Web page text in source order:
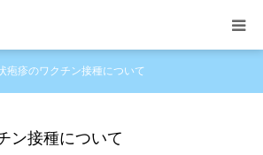
疱疹のワクチン接種について
ン接種について